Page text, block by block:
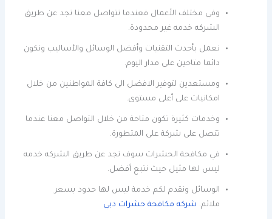
وفي مختلف الأعمال فعندما تتواصل معنا تجد عن طريق
الشركه خدمه غير محدودة.
نعمل بأحدث التقنيات وأفضل الوسائل والأساليب ونكون
دائما متاحين على مدار اليوم.
ومستعدين لتوفير الافضل الى كافة المواطنين من خلال
امكانيات على أعلى مستوى.
وخدمات كثيرة تكون متاحة من خلال التواصل معنا عندما
تتصل على شركة على المتطورة.
في مكافحة الحشرات سوف تجد عن طريق الشركه خدمه
ليس لها مثيل حيث نتبع أفضل.
الوسائل ونقدم لكم خدمة ليس لها حدود بسعر
ملائم. شركه مكافحة حشرات دبي